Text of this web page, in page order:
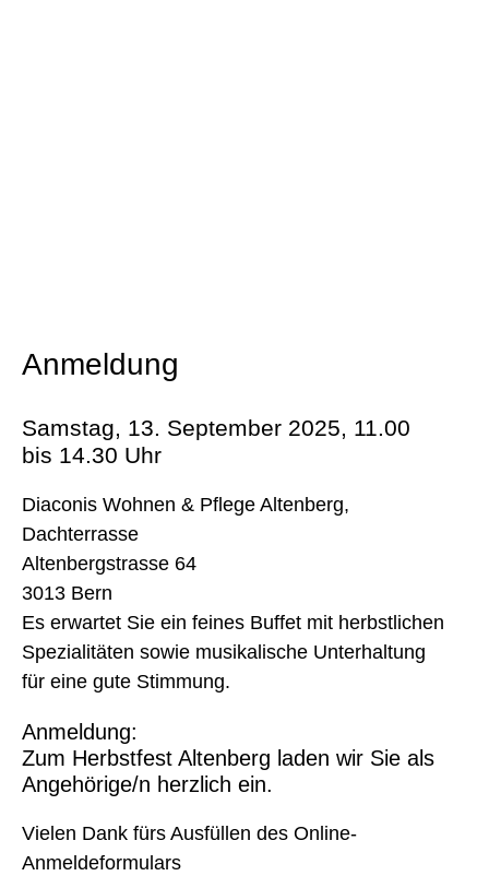
Anmeldung
Samstag, 13. September 2025, 11.00
bis 14.30 Uhr
Diaconis Wohnen & Pflege Altenberg,
Dachterrasse
Altenbergstrasse 64
3013 Bern
Es erwartet Sie ein feines Buffet mit herbstlichen
Spezialitäten sowie musikalische Unterhaltung
für eine gute Stimmung.
Anmeldung:
Zum Herbstfest Altenberg laden wir Sie als
Angehörige/n herzlich ein.
Vielen Dank fürs Ausfüllen des Online-
Anmeldeformulars